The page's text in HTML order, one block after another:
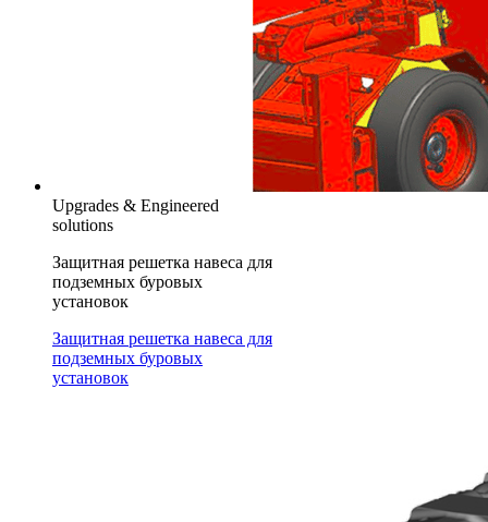
Upgrades & Engineered
solutions
Защитная решетка навеса для
подземных буровых
установок
Защитная решетка навеса для
подземных буровых
установок